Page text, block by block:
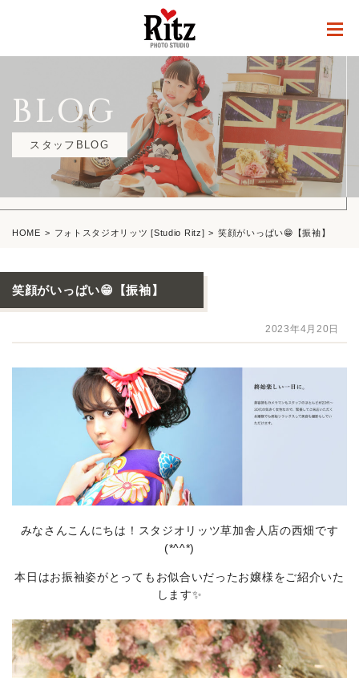
BLOG
スタッフBLOG
HOME フォトスタジオリッツ [Studio Ritz] 笑顔がいっぱい😁【振袖】
笑顔がいっぱい😁【振袖】
2023年4月20日
みなさんこんにちは！スタジオリッツ草加舎人店の西畑です
(*^^*)
本日はお振袖姿がとってもお似合いだったお嬢様をご紹介いた
します✨